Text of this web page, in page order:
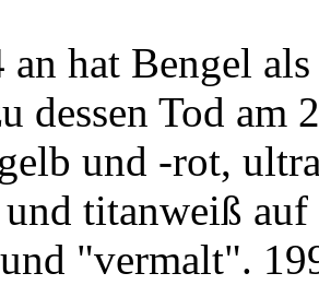
an hat Bengel
dessen Tod am
und -rot,
titanweiß
"vermalt".